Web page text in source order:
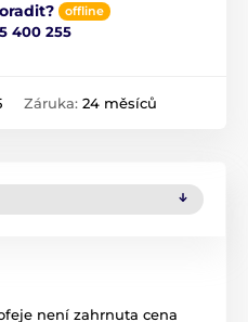
offline
400 255
Záruka: 24 měsíců
není zahrnuta cena